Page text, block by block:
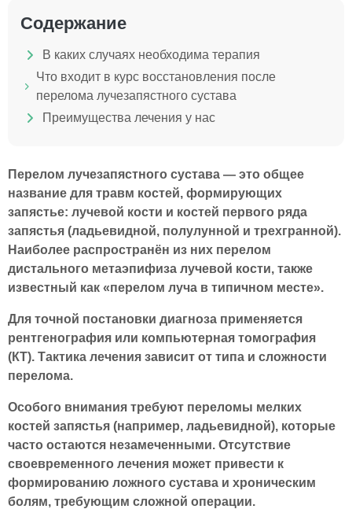
Содержание
В каких случаях необходима терапия
Что входит в курс восстановления после
перелома лучезапястного сустава
Преимущества лечения у нас
Перелом лучезапястного сустава — это общее
название для травм костей, формирующих
запястье: лучевой кости и костей первого ряда
запястья (ладьевидной, полулунной и трехгранной).
Наиболее распространён из них перелом
дистального метаэпифиза лучевой кости, также
известный как «перелом луча в типичном месте».
Для точной постановки диагноза применяется
рентгенография или компьютерная томография
(КТ). Тактика лечения зависит от типа и сложности
перелома.
Особого внимания требуют переломы мелких
костей запястья (например, ладьевидной), которые
часто остаются незамеченными. Отсутствие
своевременного лечения может привести к
формированию ложного сустава и хроническим
болям, требующим сложной операции.